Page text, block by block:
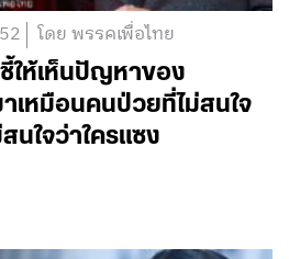
โดย พรรคเพื่อไทย
ชี้ให้เห็นปัญหาของ
เหมือนคนป่วยที่ไม่สนใจ
นใจว่าใครแซง